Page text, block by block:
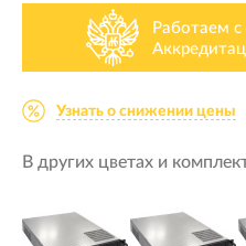
Работаем
Узнать о снижении цены
В других цветах и